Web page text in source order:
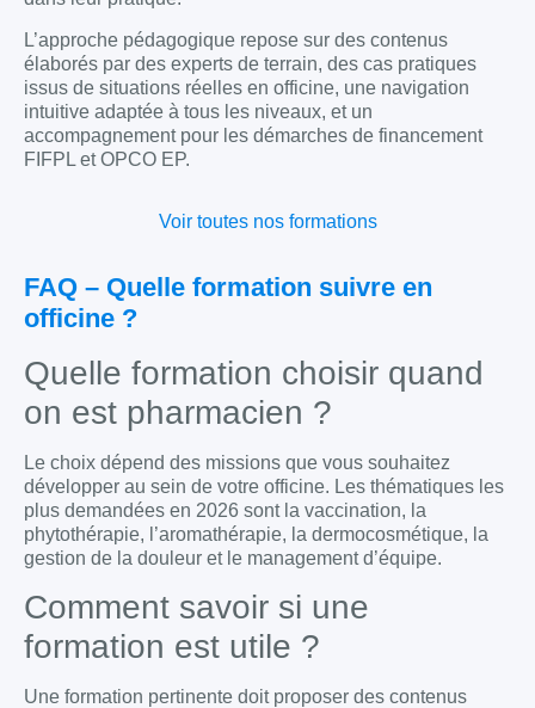
L’approche pédagogique repose sur des contenus
élaborés par des experts de terrain, des cas pratiques
issus de situations réelles en officine, une navigation
intuitive adaptée à tous les niveaux, et un
accompagnement pour les démarches de financement
FIFPL et OPCO EP.
Voir toutes nos formations
FAQ – Quelle formation suivre en
officine ?
Quelle formation choisir quand
on est pharmacien ?
Le choix dépend des missions que vous souhaitez
développer au sein de votre officine. Les thématiques les
plus demandées en 2026 sont la vaccination, la
phytothérapie, l’aromathérapie, la dermocosmétique, la
gestion de la douleur et le management d’équipe.
Comment savoir si une
formation est utile ?
Une formation pertinente doit proposer des contenus